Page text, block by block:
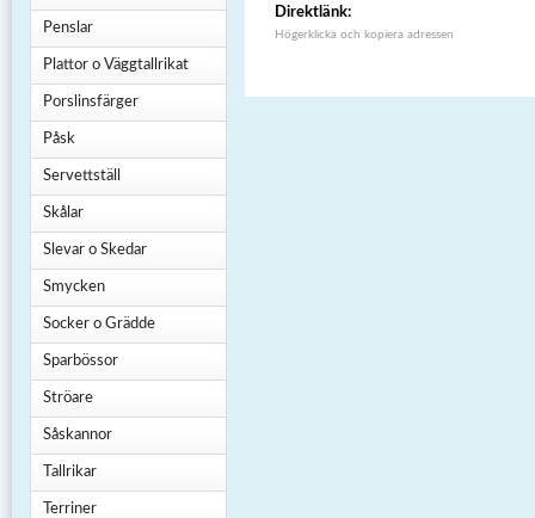
Penslar
Plattor o Väggtallrikat
Porslinsfärger
Påsk
Servettställ
Skålar
Slevar o Skedar
Smycken
Socker o Grädde
Sparbössor
Ströare
Såskannor
Tallrikar
Terriner
Direktlänk:
Högerklicka och kopiera adressen